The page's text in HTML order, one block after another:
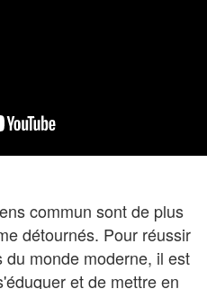
commun sont de plus
détournés. Pour réussir
monde moderne, il est
et de mettre en